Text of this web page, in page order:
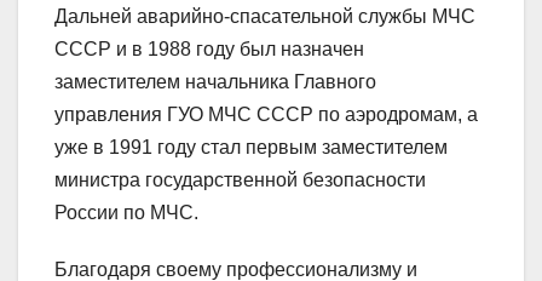
Дальней аварийно-спасательной службы МЧС
СССР и в 1988 году был назначен
заместителем начальника Главного
управления ГУО МЧС СССР по аэродромам, а
уже в 1991 году стал первым заместителем
министра государственной безопасности
России по МЧС.
Благодаря своему профессионализму и